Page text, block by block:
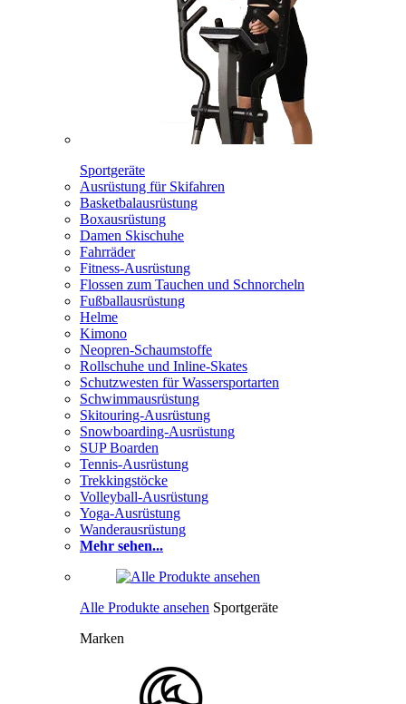
Sportgeräte
Ausrüstung für Skifahren
Basketbalausrüstung
Boxausrüstung
Damen Skischuhe
Fahrräder
Fitness-Ausrüstung
Flossen zum Tauchen und Schnorcheln
Fußballausrüstung
Helme
Kimono
Neopren-Schaumstoffe
Rollschuhe und Inline-Skates
Schutzwesten für Wassersportarten
Schwimmausrüstung
Skitouring-Ausrüstung
Snowboarding-Ausrüstung
SUP Boarden
Tennis-Ausrüstung
Trekkingstöcke
Volleyball-Ausrüstung
Yoga-Ausrüstung
Wanderausrüstung
Mehr sehen...
Alle Produkte ansehen Sportgeräte
Marken